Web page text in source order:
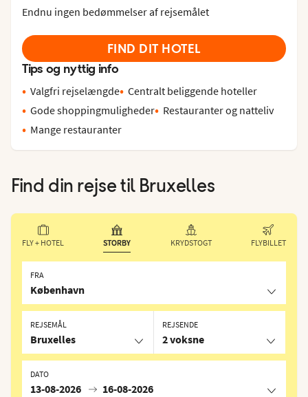
Endnu ingen bedømmelser af rejsemålet
FIND DIT HOTEL
Tips og nyttig info
Valgfri rejselængde Centralt beliggende hoteller
Gode shoppingmuligheder
Restauranter og natteliv
Mange restauranter
Find din rejse til Bruxelles
FLY + HOTEL STORBY KRYDSTOGT FLYBILLET
FRA
København
REJSEMÅL
Bruxelles
DATO
13-08-2026 16-08-2026
REJSENDE
2 voksne